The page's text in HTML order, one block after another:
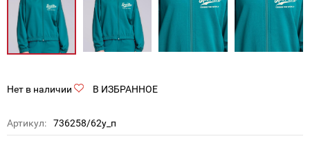
Нет в наличии В ИЗБРАННОЕ
Артикул: 736258/62у_п